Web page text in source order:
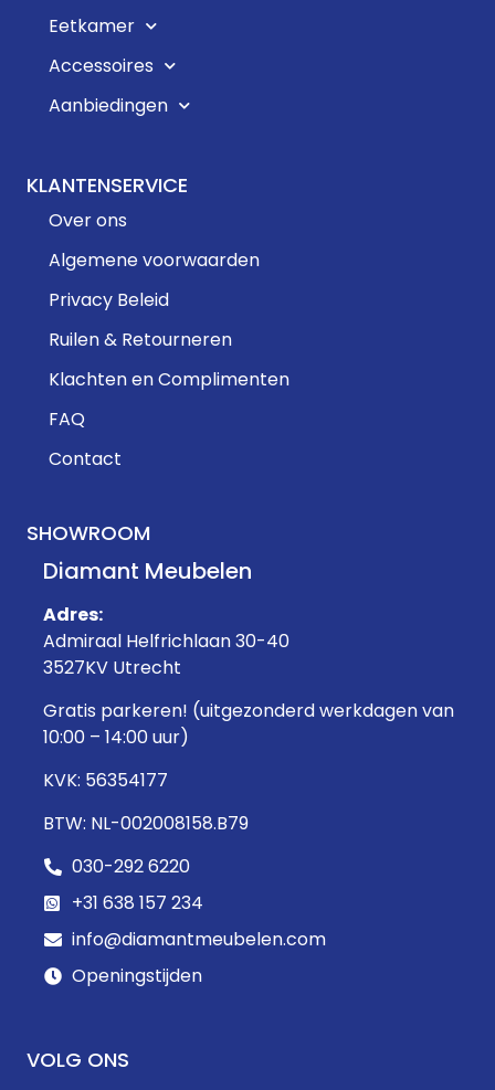
Eetkamer
Accessoires
Aanbiedingen
KLANTENSERVICE
Over ons
Algemene voorwaarden
Privacy Beleid
Ruilen & Retourneren
Klachten en Complimenten
FAQ
Contact
SHOWROOM
Diamant Meubelen
Adres:
Admiraal Helfrichlaan 30-40
3527KV Utrecht
Gratis parkeren! (uitgezonderd werkdagen van
10:00 – 14:00 uur)
KVK: 56354177
BTW: NL-002008158.B79
030-292 6220
+31 638 157 234
info@diamantmeubelen.com
Openingstijden
VOLG ONS